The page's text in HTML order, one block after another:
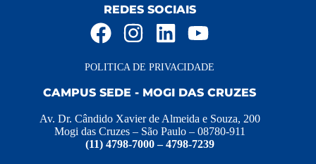
REDES SOCIAIS
POLITICA DE PRIVACIDADE
CAMPUS SEDE - MOGI DAS CRUZES
Av. Dr. Cândido Xavier de Almeida e Souza, 200
Mogi das Cruzes – São Paulo – 08780-911
(11) 4798-7000 – 4798-7239